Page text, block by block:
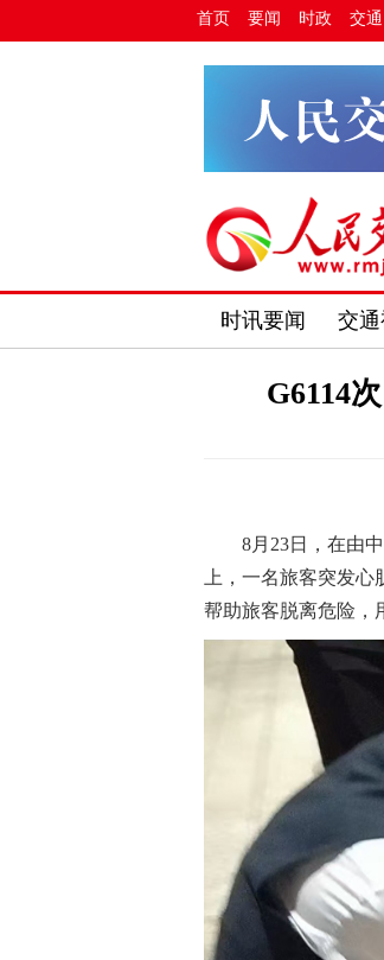
首页 要闻 时政 交通
时讯要闻 交
G6114
8月23日，在由
上，一名旅客突发
帮助旅客脱离危险，